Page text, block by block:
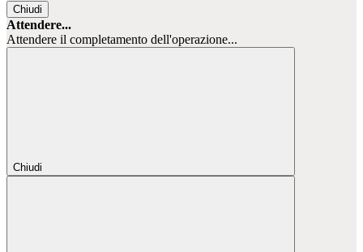
Chiudi
Attendere...
Attendere il completamento dell'operazione...
Chiudi